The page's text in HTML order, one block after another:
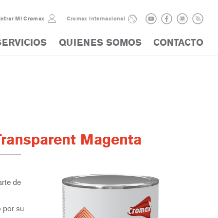
Mi Cromax Cromax internacional
QUIENES SOMOS CONTACTO
Magenta
de
por su